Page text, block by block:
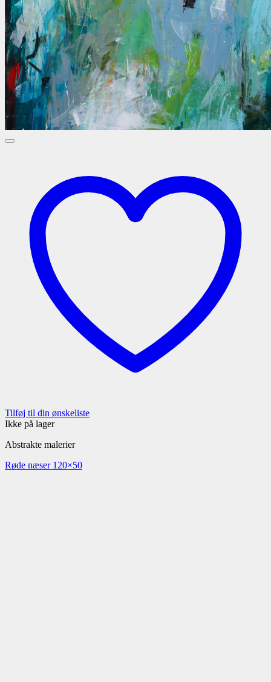
Tilføj til din ønskeliste
Ikke på lager
Abstrakte malerier
Røde næser 120×50